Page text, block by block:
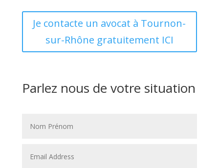
Je contacte un avocat à Tournon-
sur-Rhône gratuitement ICI
Parlez nous de votre situation